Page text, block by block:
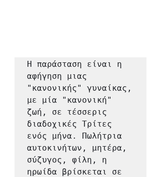
Η παράσταση είναι η
αφήγηση μιας
"κανονικής" γυναίκας,
με μία "κανονική"
ζωή, σε τέσσερις
διαδοχικές Τρίτες
ενός μήνα. Πωλήτρια
αυτοκινήτων, μητέρα,
σύζυγος, φίλη, η
ηρωίδα βρίσκεται σε